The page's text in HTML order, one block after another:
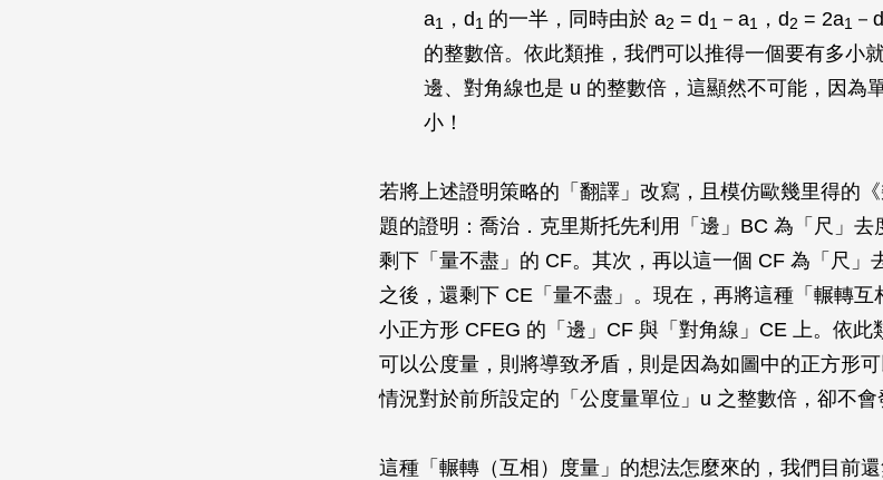
a1 ， d 1 的一半，同時由於 a2 = d 1 － a1 ， d2 = 2a1 － d
的整數倍。依此類推，我們可以推得一個要有多小
邊、對角線也是 u 的整數倍，這顯然不可能，因為
小！
若將上述證明策略的「翻譯」改寫，且模仿歐幾里得的
題的證明：喬治．克里斯托先利用「邊」 BC 為「尺」去
剩下「量不盡」的 CF。其次，再以這一個 CF 為「尺」
之後，還剩下 CE 「量不盡」。現在，再將這種「輾轉
小正方形 CFEG 的「邊」 CF 與「對角線」 CE 上。依此
可以公度量，則將導致矛盾，則是因為如圖中的正方形
情況對於前所設定的「公度量單位」 u 之整數倍，卻不會
這種「輾轉（互相）度量」的想法怎麼來的，我們目前